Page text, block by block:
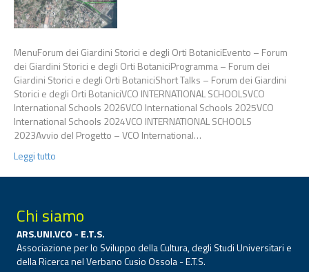
MenuForum dei Giardini Storici e degli Orti BotaniciEvento – Forum
dei Giardini Storici e degli Orti BotaniciProgramma – Forum dei
Giardini Storici e degli Orti BotaniciShort Talks – Forum dei Giardini
Storici e degli Orti BotaniciVCO INTERNATIONAL SCHOOLSVCO
International Schools 2026VCO International Schools 2025VCO
International Schools 2024VCO INTERNATIONAL SCHOOLS
2023Avvio del Progetto – VCO International…
Leggi tutto
Chi siamo
ARS.UNI.VCO - E.T.S.
Associazione per lo Sviluppo della Cultura, degli Studi Universitari e
della Ricerca nel Verbano Cusio Ossola - E.T.S.